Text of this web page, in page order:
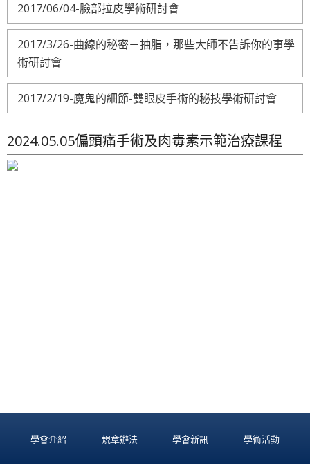
2017/06/04-臉部拉皮學術研討會
2017/3/26-曲線的秘密－抽脂，那些大師不告訴你的事學
術研討會
2017/2/19-魔鬼的細節-雙眼皮手術的秘技學術研討會
2024.05.05偏頭痛手術及肉毒素示範治療課程
學會介紹 規章辦法 學會新訊 學術活動